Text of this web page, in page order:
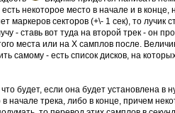
есть некоторое место в начале и в
маркеров секторов (+\- 1 сек), то лучик
- ставь вот туда на второй трек - он
места или на Х самплов после.
самому - есть список дисков, на
будет, если она будет установлена в
в начале трека, либо в конце, причем